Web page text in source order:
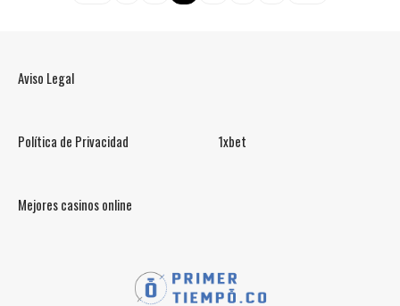
Aviso Legal
Política de Privacidad 1xbet
Mejores casinos online